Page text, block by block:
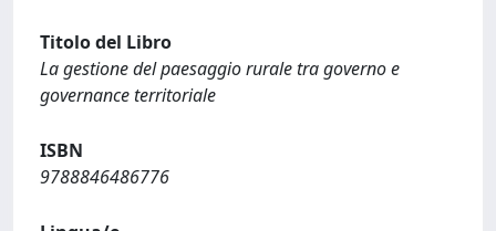
Titolo del Libro
La gestione del paesaggio rurale tra governo e
governance territoriale
ISBN
9788846486776